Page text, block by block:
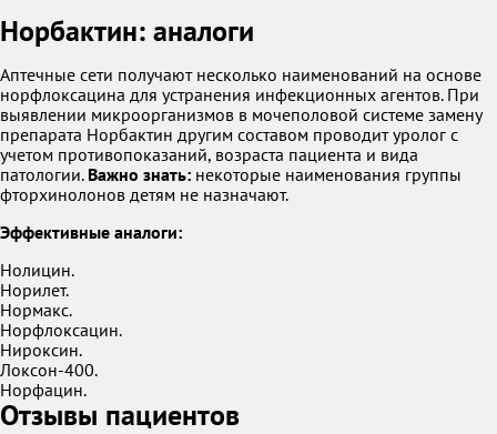
Норбактин: аналоги
Аптечные сети получают несколько наименований на основе
норфлоксацина для устранения инфекционных агентов. При
выявлении микроорганизмов в мочеполовой системе замену
препарата Норбактин другим составом проводит уролог с
учетом противопоказаний, возраста пациента и вида
патологии. Важно знать: некоторые наименования группы
фторхинолонов детям не назначают.
Эффективные аналоги:
Нолицин.
Норилет.
Нормакс.
Норфлоксацин.
Нироксин.
Локсон-400.
Норфацин.
Отзывы пациентов